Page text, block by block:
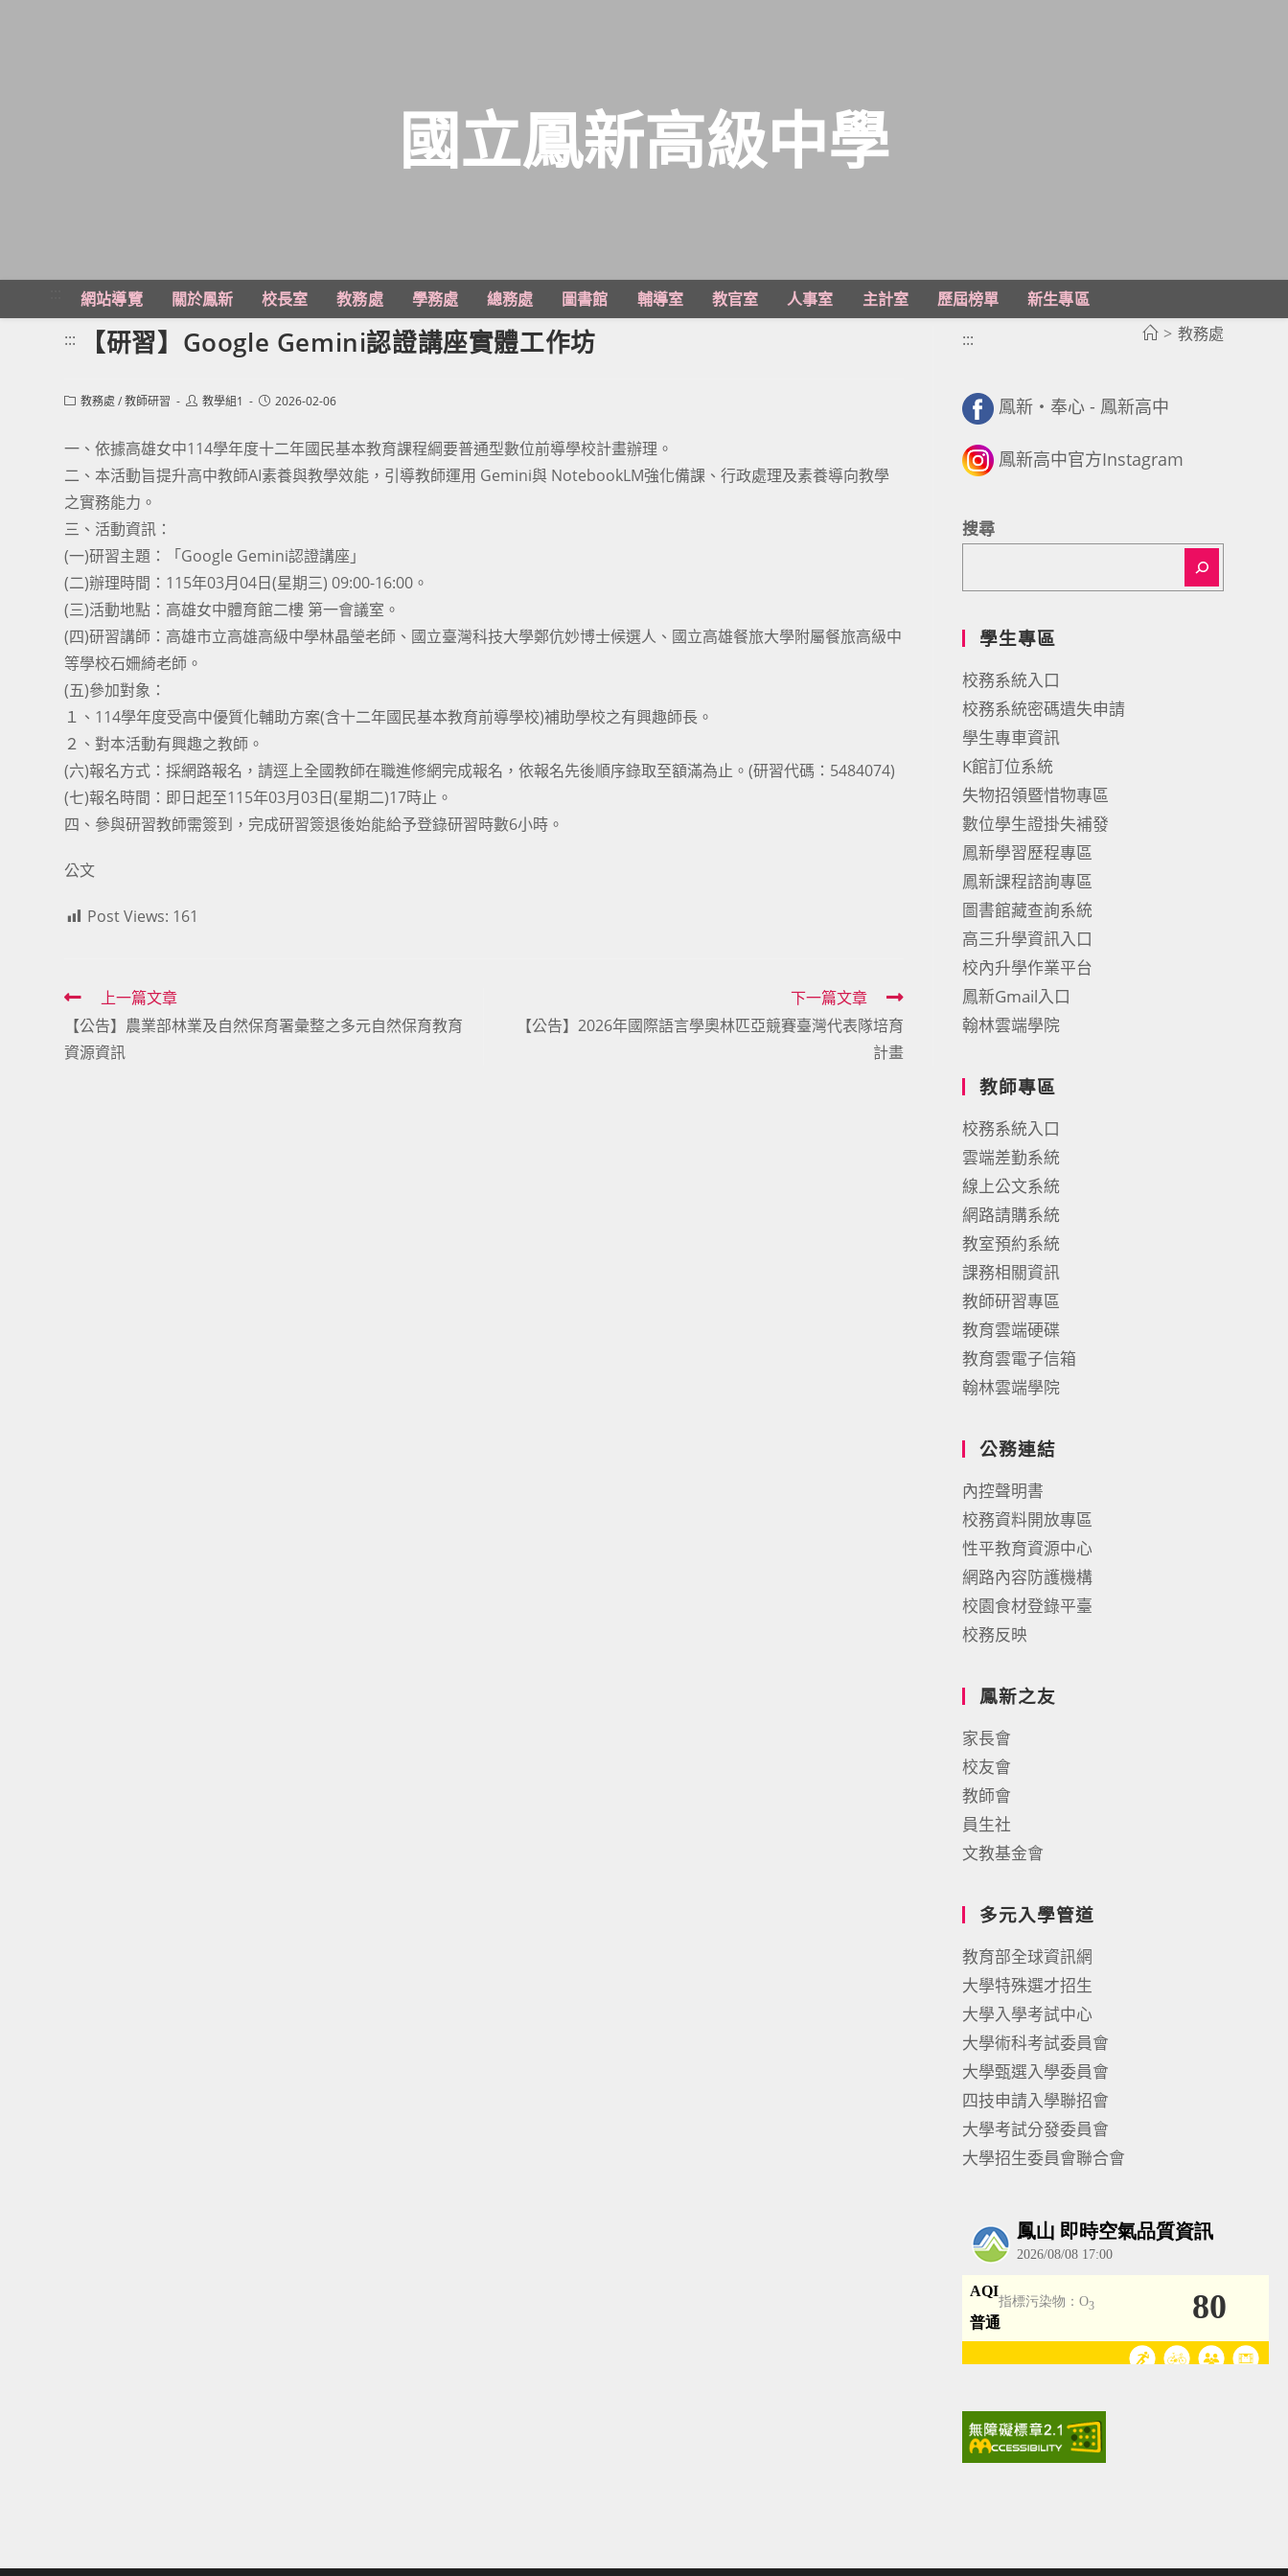
主
國立鳳新高級中學
網站導覽 關於鳳新 校長室 教務處 學務處 總務處 圖書館 輔導室 教官室 人事室 主計室 歷屆榜單
新生專區
> 教務處
::: 【研習】Google Gemini認證講座實體工作坊
Post教務處 /教師研習
Post教學組1
Post2026-02-06
一、依據高雄女中114學年度十二年國民基本教育課程綱要普通型數位前導學校計畫辦理。
二、本活動旨提升高中教師AI素養與教學效能，引導教師運用 Gemini與 NotebookLM強化備課、行政處理及素養導向教學
之實務能力。
三、活動資訊：
(一)研習主題：「Google Gemini認證講座」
(二)辦理時間：115年03月04日(星期三) 09:00-16:00。
(三)活動地點：高雄女中體育館二樓 第一會議室。
(四)研習講師：高雄市立高雄高級中學林晶瑩老師、國立臺灣科技大學鄭伉妙博士候選人、國立高雄餐旅大學附屬餐旅高級中
等學校石姍綺老師。
(五)參加對象：
１、114學年度受高中優質化輔助方案(含十二年國民基本教育前導學校)補助學校之有興趣師長。
２、對本活動有興趣之教師。
(六)報名方式：採網路報名，請逕上全國教師在職進修網完成報名，依報名先後順序錄取至額滿為止。(研習代碼：5484074)
(七)報名時間：即日起至115年03月03日(星期二)17時止。
四、參與研習教師需簽到，完成研習簽退後始能給予登錄研習時數6小時。
公文
Post Views: 161
Read
more
articles
上一篇文章
【公告】農業部林業及自然保育署彙整之多元自然保育教育
資源資訊
下一篇文章
【公告】2026年國際語言學奧林匹亞競賽臺灣代表隊培育
計畫
:::
鳳新・奉心 - 鳳新高中
鳳新高中官方Instagram
搜尋
學生專區
校務系統入口
校務系統密碼遺失申請
學生專車資訊
K館訂位系統
失物招領暨惜物專區
數位學生證掛失補發
鳳新學習歷程專區
鳳新課程諮詢專區
圖書館藏查詢系統
高三升學資訊入口
校內升學作業平台
鳳新Gmail入口
翰林雲端學院
教師專區
校務系統入口
雲端差勤系統
線上公文系統
網路請購系統
教室預約系統
課務相關資訊
教師研習專區
教育雲端硬碟
教育雲電子信箱
翰林雲端學院
公務連結
內控聲明書
校務資料開放專區
性平教育資源中心
網路內容防護機構
校園食材登錄平臺
校務反映
鳳新之友
家長會
校友會
教師會
員生社
文教基金會
多元入學管道
教育部全球資訊網
大學特殊選才招生
大學入學考試中心
大學術科考試委員會
大學甄選入學委員會
四技申請入學聯招會
大學考試分發委員會
大學招生委員會聯合會